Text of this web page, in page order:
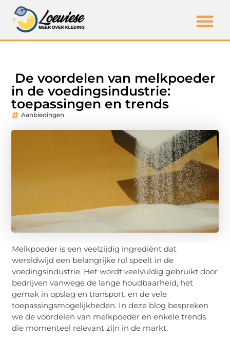
De voordelen van melkpoeder
in de voedingsindustrie:
toepassingen en trends
Aanbiedingen
Melkpoeder is een veelzijdig ingrediënt dat
wereldwijd een belangrijke rol speelt in de
voedingsindustrie. Het wordt veelvuldig gebruikt door
bedrijven vanwege de lange houdbaarheid, het
gemak in opslag en transport, en de vele
toepassingsmogelijkheden. In deze blog bespreken
we de voordelen van melkpoeder en enkele trends
die momenteel relevant zijn in de markt.